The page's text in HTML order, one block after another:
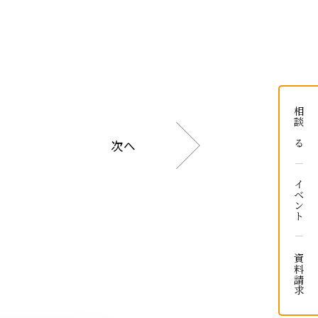
相談する
イベント
資料請求
次へ